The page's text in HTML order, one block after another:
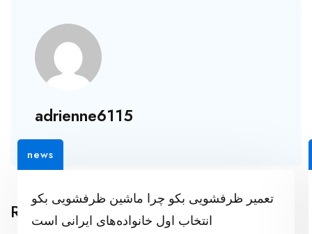
adrienne6115
Related Posts
news
تعمیر ظرفشویی بکو چرا ماشین ظرفشویی بکو
انتخاب اول خانواده‌های ایرانی است